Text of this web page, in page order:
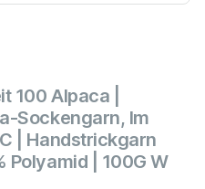
100 Alpaca |
Sockengarn, Im
| Handstrickgarn
Polyamid | 100G W